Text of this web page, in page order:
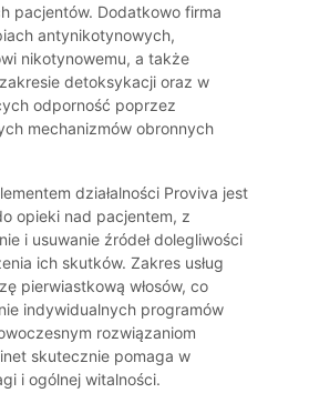
pacjentów. Dodatkowo firma
antynikotynowych,
nikotynowemu, a także
detoksykacji oraz w
odporność poprzez
mechanizmów obronnych
działalności Proviva jest
opieki nad pacjentem, z
i usuwanie źródeł dolegliwości
ich skutków. Zakres usług
pierwiastkową włosów, co
indywidualnych programów
rozwiązaniom
skutecznie pomaga w
i ogólnej witalności.